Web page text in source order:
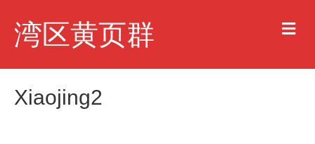
湾区黄页群 M
e
u
Xiaojing2